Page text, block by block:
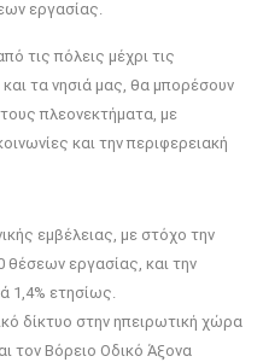
εργασίας.
τις πόλεις μέχρι τις
τα νησιά μας, θα μπορέσουν
πλεονεκτήματα, με
και την περιφερειακή
εμβέλειας, με στόχο την
θέσεων εργασίας, και την
1,4% ετησίως.
δίκτυο στην ηπειρωτική χώρα
τον Βόρειο Οδικό Άξονα